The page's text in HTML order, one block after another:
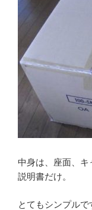
中身は、座面、キ
説明書だけ。
とてもシンプルで